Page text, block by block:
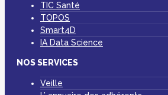
TIC Santé
TOPOS
Smart4D
IA Data Science
NOS SERVICES
Veille